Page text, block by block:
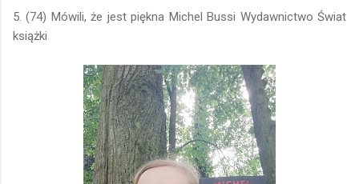
5. (74) Mówili, że jest piękna Michel Bussi Wydawnictwo Świat
książki